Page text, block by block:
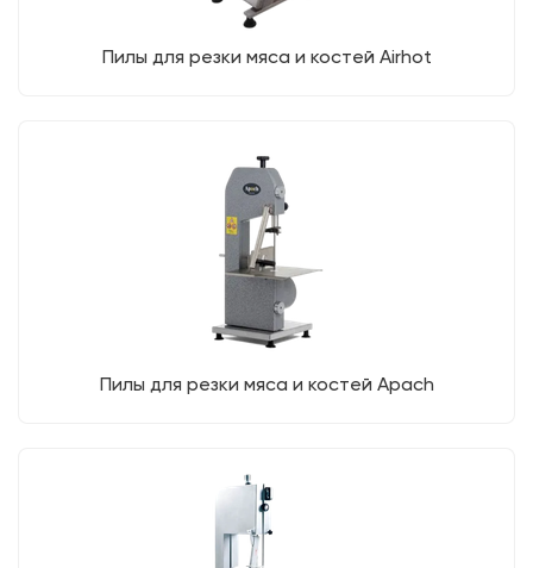
Пилы для резки мяса и костей Airhot
Пилы для резки мяса и костей Apach